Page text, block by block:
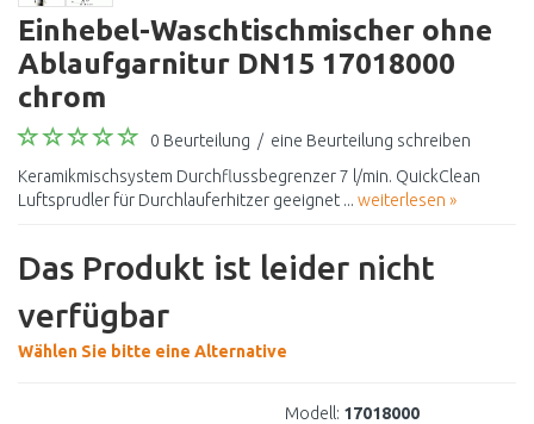
Einhebel-Waschtischmischer ohne
Ablaufgarnitur DN15 17018000
chrom
0 Beurteilung / eine Beurteilung schreiben
Keramikmischsystem Durchflussbegrenzer 7 l/min. QuickClean
Luftsprudler für Durchlauferhitzer geeignet ... weiterlesen »
Das Produkt ist leider nicht
verfügbar
Wählen Sie bitte eine Alternative
Modell: 17018000